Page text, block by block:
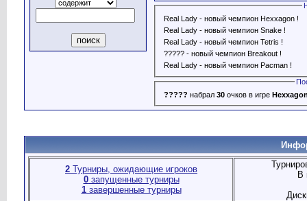
Real Lady - новый чемпион Hexxagon !
Real Lady - новый чемпион Snake !
Real Lady - новый чемпион Tetris !
????? - новый чемпион Breakout !
Real Lady - новый чемпион Pacman !
????? набрал 30очков в игре
2 Турниры, ожидающие игроков
0запущенные турниры
1завершенные турниры
В